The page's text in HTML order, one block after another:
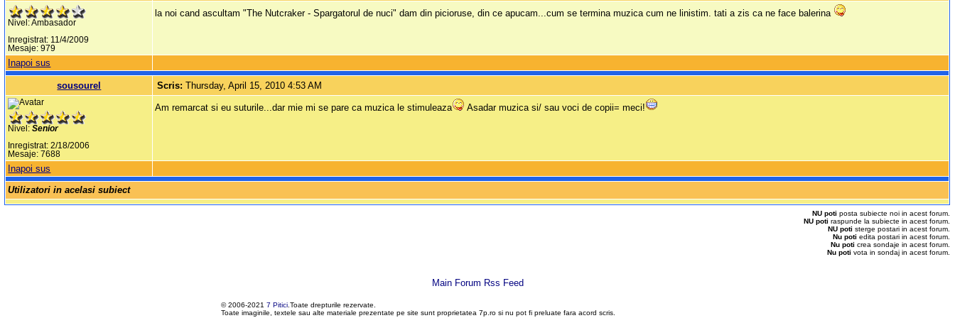
Nivel: Ambasador
Inregistrat: 11/4/2009
Mesaje: 979
la noi cand ascultam "The Nutcraker - Spargatorul de nuci" dam din picioruse, din ce apucam...cum se termina muzica cum ne linistim. tati a zis ca ne face balerina
Inapoi sus
sousourel Scris:Thursday, April 15, 2010 4:53 AM
Nivel:Senior
Inregistrat: 2/18/2006
Mesaje: 7688
Am remarcat si eu suturile...dar mie mi se pare ca muzica le stimuleaza Asadar muzica si/ sau voci de copii= meci!
Inapoi sus
Utilizatori in acelasi subiect
NU potiposta subiecte noi in acest forum.
NU potiraspunde la subiecte in acest forum.
NU potisterge postari in acest forum.
Nu potiedita postari in acest forum.
Nu poticrea sondaje in acest forum.
Nu potivota in sondaj in acest forum.
Main Forum Rss Feed
© 2006-2021 7 Pitici.Toate drepturile rezervate.
Toate imaginile, textele sau alte materiale prezentate pe site sunt proprietatea 7p.ro si nu pot fi preluate fara acord scris.